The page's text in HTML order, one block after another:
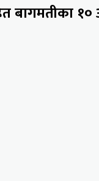
बागमतीका १०